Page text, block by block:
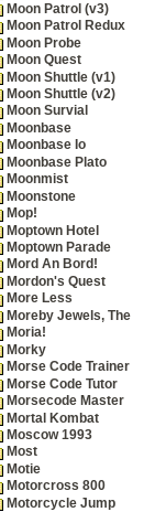
Moon Patrol (v3)
Moon Patrol Redux
Moon Probe
Moon Quest
Moon Shuttle (v1)
Moon Shuttle (v2)
Moon Survial
Moonbase
Moonbase Io
Moonbase Plato
Moonmist
Moonstone
Mop!
Moptown Hotel
Moptown Parade
Mord An Bord!
Mordon's Quest
More Less
Moreby Jewels, The
Moria!
Morky
Morse Code Trainer
Morse Code Tutor
Morsecode Master
Mortal Kombat
Moscow 1993
Most
Motie
Motorcross 800
Motorcycle Jump